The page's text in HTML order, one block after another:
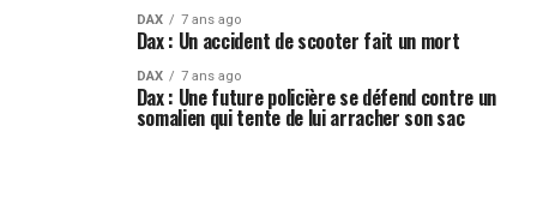
DAX 7 ans ago
Dax : Un accident de scooter fait un mort
DAX 7 ans ago
Dax : Une future policière se défend contre un
somalien qui tente de lui arracher son sac